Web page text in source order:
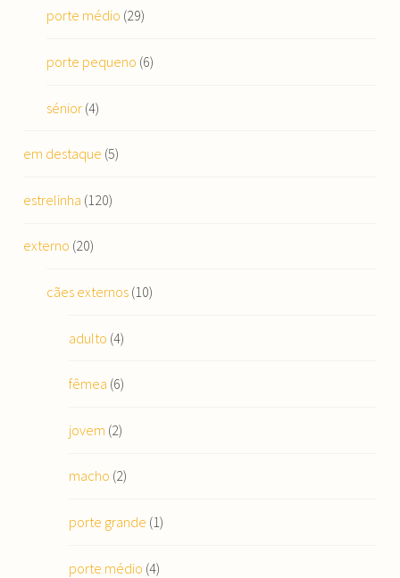
porte médio (29)
porte pequeno (6)
sénior(4)
em destaque (5)
estrelinha (120)
externo (20)
cães externos(10)
adulto (4)
fêmea (6)
jovem (2)
macho (2)
porte grande (1)
porte médio (4)